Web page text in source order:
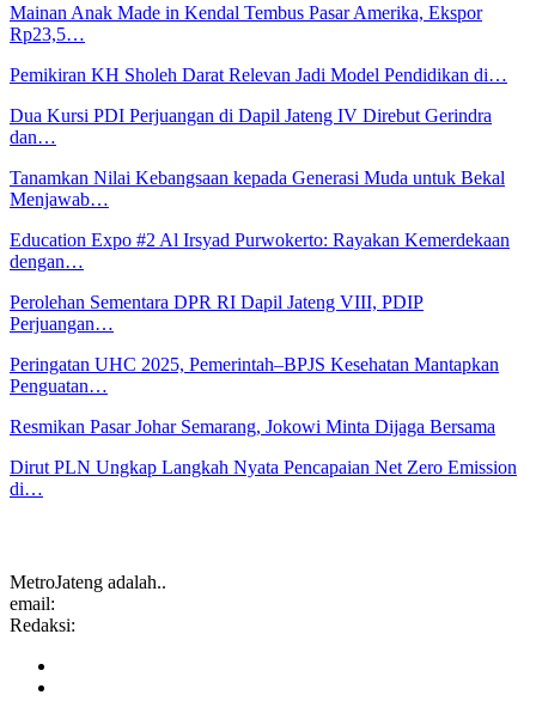
Mainan Anak Made in Kendal Tembus Pasar Amerika, Ekspor
Rp23,5…
Pemikiran KH Sholeh Darat Relevan Jadi Model Pendidikan di…
Dua Kursi PDI Perjuangan di Dapil Jateng IV Direbut Gerindra
dan…
Tanamkan Nilai Kebangsaan kepada Generasi Muda untuk Bekal
Menjawab…
Education Expo #2 Al Irsyad Purwokerto: Rayakan Kemerdekaan
dengan…
Perolehan Sementara DPR RI Dapil Jateng VIII, PDIP
Perjuangan…
Peringatan UHC 2025, Pemerintah–BPJS Kesehatan Mantapkan
Penguatan…
Resmikan Pasar Johar Semarang, Jokowi Minta Dijaga Bersama
Dirut PLN Ungkap Langkah Nyata Pencapaian Net Zero Emission
di…
MetroJateng adalah..
email:
Redaksi: